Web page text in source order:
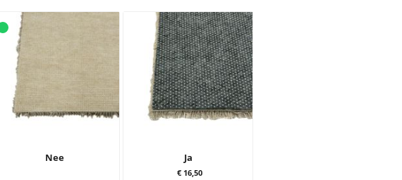
Nee Ja
€ 16,50